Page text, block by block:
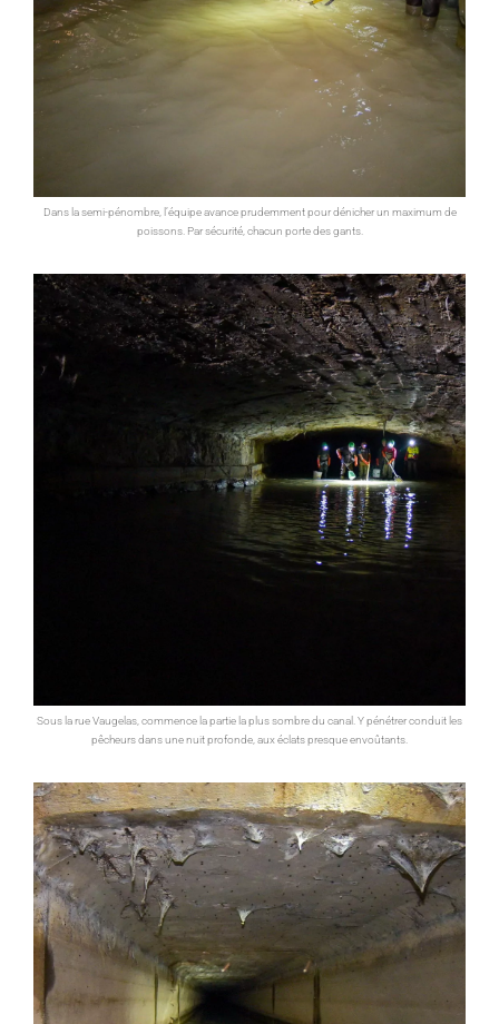
Dans la semi-pénombre, l’équipe avance prudemment pour dénicher un maximum de
poissons. Par sécurité, chacun porte des gants.
Sous la rue Vaugelas, commence la partie la plus sombre du canal. Y pénétrer conduit les
pêcheurs dans une nuit profonde, aux éclats presque envoûtants.